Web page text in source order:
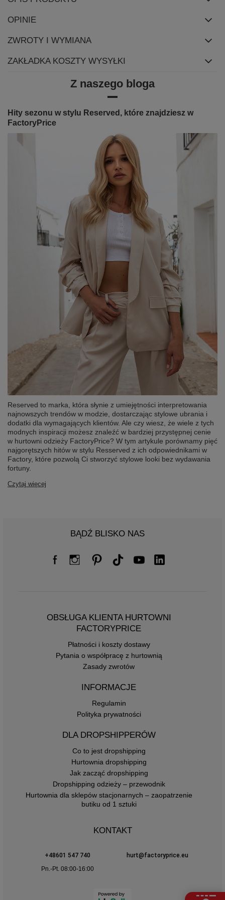
OPINIE
ZWROTY I WYMIANA
ZAKŁADKA KOSZTY WYSYŁKI
Z naszego bloga
Hity sezonu w stylu Reserved, które znajdziesz w
FactoryPrice
Reserved to marka, która słynie z umiejętności interpretowania
najnowszych trendów w modzie, dostarczając stylowe ubrania i
dodatki dla wymagających klientów. Ale czy wiesz, że wiele z tych
modnych inspiracji możesz znaleźć w bardziej przystępnej cenie
w hurtowni odzieży FactoryPrice? W tym artykule porównamy pięć
najgorętszych hitów w stylu Resserved z ich odpowiednikami w
Factory, które pozwolą Ci stworzyć stylowe looki bez wydawania
fortuny.
Czytaj więcej
BĄDŹ BLISKO NAS
OBSŁUGA KLIENTA HURTOWNI
FACTORYPRICE
Płatności i koszty dostawy
Pytania o współpracę z hurtownią
Zasady zwrotów
INFORMACJE
Regulamin
Polityka prywatności
DLA DROPSHIPPERÓW
Co to jest dropshipping
Hurtownia dropshipping
Jak zacząć dropshipping
Dropshipping odzieży – przewodnik
Hurtownia dla sklepów stacjonarnych – zaopatrzenie
butiku od 1 sztuki
KONTAKT
+48601 547 740
hurt@factoryprice.eu
Pn.-Pt. 08:00-16:00